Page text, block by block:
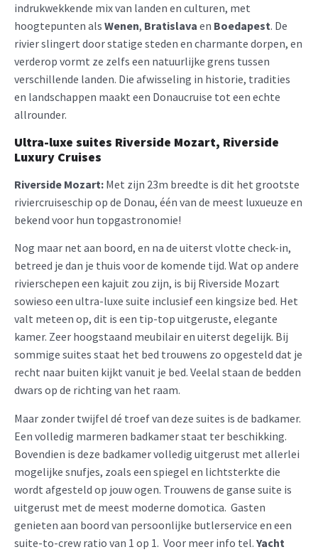
indrukwekkende mix van landen en culturen, met
hoogtepunten als Wenen, Bratislava en Boedapest. De
rivier slingert door statige steden en charmante dorpen, en
verderop vormt ze zelfs een natuurlijke grens tussen
verschillende landen. Die afwisseling in historie, tradities
en landschappen maakt een Donaucruise tot een echte
allrounder.
Ultra-luxe suites Riverside Mozart, Riverside
Luxury Cruises
Riverside Mozart: Met zijn 23m breedte is dit het grootste
riviercruiseschip op de Donau, één van de meest luxueuze en
bekend voor hun topgastronomie!
Nog maar net aan boord, en na de uiterst vlotte check-in,
betreed je dan je thuis voor de komende tijd. Wat op andere
rivierschepen een kajuit zou zijn, is bij Riverside Mozart
sowieso een ultra-luxe suite inclusief een kingsize bed. Het
valt meteen op, dit is een tip-top uitgeruste, elegante
kamer. Zeer hoogstaand meubilair en uiterst degelijk. Bij
sommige suites staat het bed trouwens zo opgesteld dat je
recht naar buiten kijkt vanuit je bed. Veelal staan de bedden
dwars op de richting van het raam.
Maar zonder twijfel dé troef van deze suites is de badkamer.
Een volledig marmeren badkamer staat ter beschikking.
Bovendien is deze badkamer volledig uitgerust met allerlei
mogelijke snufjes, zoals een spiegel en lichtsterkte die
wordt afgesteld op jouw ogen. Trouwens de ganse suite is
uitgerust met de meest moderne domotica. Gasten
genieten aan boord van persoonlijke butlerservice en een
suite-to-crew ratio van 1 op 1. Voor meer info tel. Yacht